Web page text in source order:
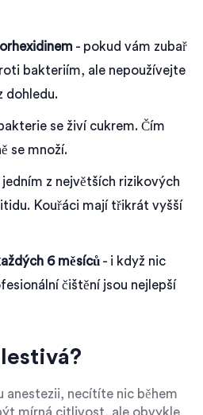
- pokud vám zubař
bakteriím, ale nepoužívejte
dohledu.
se živí cukrem. Čím
se množí.
z největších rizikových
Kouřáci mají třikrát vyšší
6 měsíců - i když nic
čištění jsou nejlepší
anestezii, necítíte nic během
mírná citlivost, ale obvykle